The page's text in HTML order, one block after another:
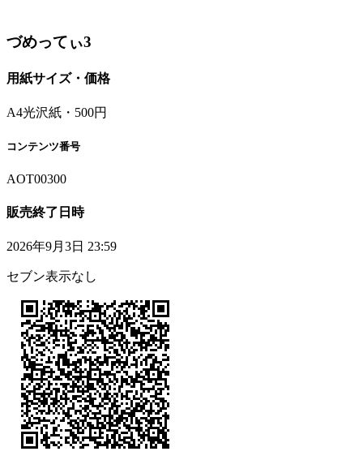
づめってぃ3
用紙サイズ・価格
A4光沢紙・500円
コンテンツ番号
AOT00300
販売終了日時
2026年9月3日 23:59
セブン表示なし